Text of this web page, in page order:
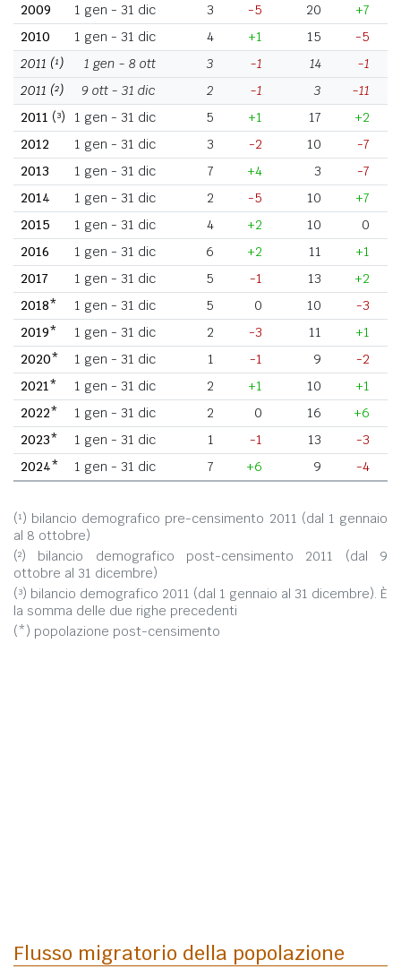
2009
1 gen - 31 dic 3 -5 20
+7
2010
1 gen - 31 dic 4 +1 15
-5
2011 (¹) 1 gen - 8 ott 3 -1 14
-1
2011 (²) 9 ott - 31 dic 2 -1 3
-11
2011 (³) 1 gen - 31 dic 5 +1 17
+2
2012
1 gen - 31 dic 3 -2 10
-7
2013
1 gen - 31 dic 7 +4 3
-7
2014
1 gen - 31 dic 2 -5 10
+7
2015
1 gen - 31 dic 4 +2 10
0
2016
1 gen - 31 dic 6 +2 11
+1
2017
1 gen - 31 dic 5 -1 13
+2
2018*
1 gen - 31 dic 5 0 10
-3
2019*
1 gen - 31 dic 2 -3 11
+1
2020*
1 gen - 31 dic 1 -1 9
-2
2021*
1 gen - 31 dic 2 +1 10
+1
2022*
1 gen - 31 dic 2 0 16
+6
2023*
1 gen - 31 dic 1 -1 13
-3
2024*
1 gen - 31 dic 7 +6 9 -4
(¹) bilancio demografico pre-censimento 2011 (dal 1 gennaio
al 8 ottobre)
(²) bilancio demografico post-censimento 2011 (dal 9
ottobre al 31 dicembre)
(³) bilancio demografico 2011 (dal 1 gennaio al 31 dicembre). È
la somma delle due righe precedenti
(*) popolazione post-censimento
Flusso migratorio della popolazione